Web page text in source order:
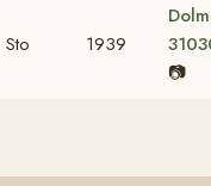
Sto 1939
📷